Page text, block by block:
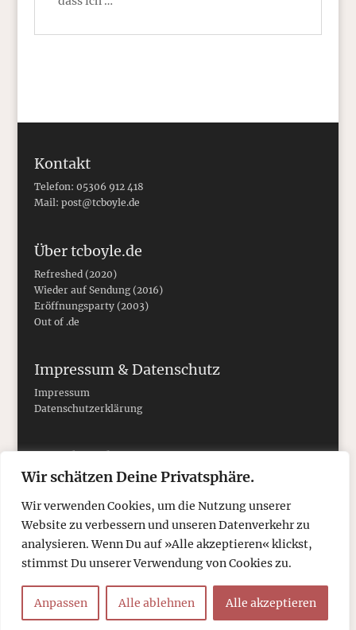
Wir schätzen Deine Privatsphäre.
Wir verwenden Cookies, um die Nutzung unserer
Website zu verbessern und unseren Datenverkehr zu
analysieren. Wenn Du auf »Alle akzeptieren« klickst,
stimmst Du unserer Verwendung von Cookies zu.
Anpassen Alle ablehnen Alle akzeptieren
Kontakt
Telefon: 05306 912 418
Mail: post@tcboyle.de
Über tcboyle.de
Refreshed (2020)
Wieder auf Sendung (2016)
Eröffnungsparty (2003)
Out of .de
Impressum & Datenschutz
Impressum
Datenschutzerklärung
Social Media